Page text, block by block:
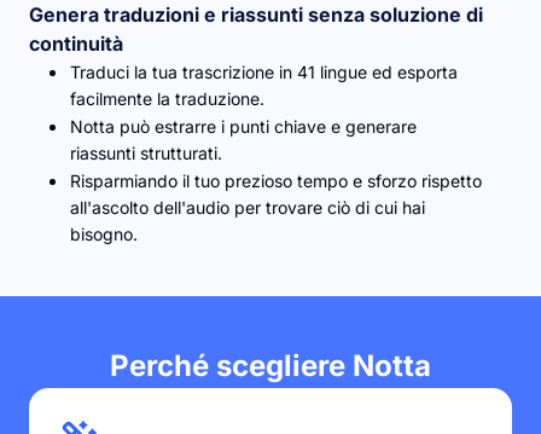
Genera traduzioni e riassunti senza soluzione di
continuità
Traduci la tua trascrizione in 41 lingue ed esporta
facilmente la traduzione.
Notta può estrarre i punti chiave e generare
riassunti strutturati.
Risparmiando il tuo prezioso tempo e sforzo rispetto
all'ascolto dell'audio per trovare ciò di cui hai
bisogno.
Perché scegliere Notta